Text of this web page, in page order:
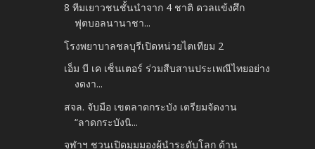
8 ทีมเยาวชนชั้นนำจาก 4 ชาติ ดวลแข้งศึก
ฟุตบอลนานาชา...
โรงพยาบาลชลบุรีเปิดหน่วยไตเทียม 2
เอ็ม บี เค เซ็นเตอร์ ร่วมสืบสานประเพณีไทยอย่าง
งดงา...
สจล. จับมือ เขตลาดกระบัง เตรียมจัดงาน
“ลาดกระบังนิ...
จุฬาฯ ชวนเปิดมุมมองผู้นำระดับโลก ด้าน